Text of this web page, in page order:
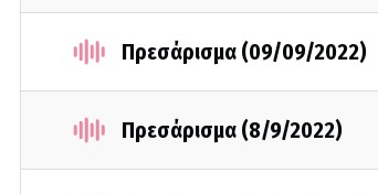
Πρεσάρισμα (09/09/2022)
Πρεσάρισμα (8/9/2022)